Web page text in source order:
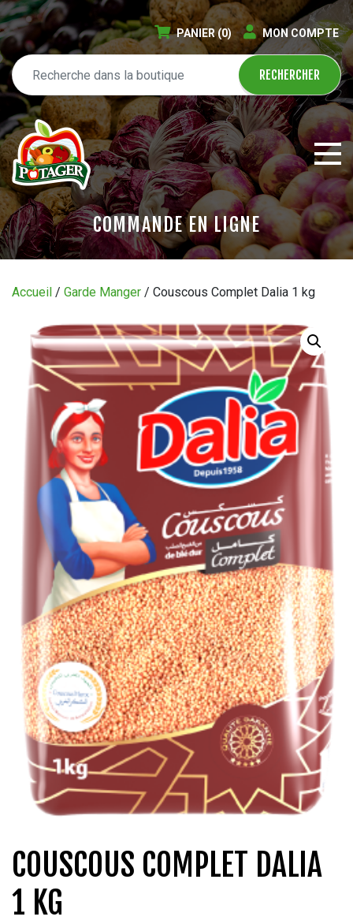
PANIER(0) MON COMPTE
COMMANDE EN LIGNE
BLOGUE
QUI SOMMES-NOUS?
CARRIÈRES
CONTACT
CONCOURS
Accueil / Garde Manger / Couscous Complet Dalia 1 kg
COUSCOUS COMPLET DALIA
1 KG